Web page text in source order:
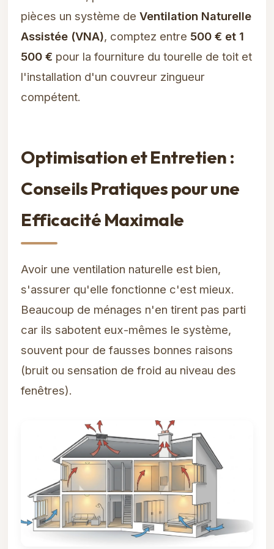
pièces un système deVentilation Naturelle
Assistée (VNA), comptez entre 500 € et 1
500 € pour la fourniture du tourelle de toit et
l'installation d'un couvreur zingueur
compétent.
Optimisation et Entretien :
Conseils Pratiques pour une
Efficacité Maximale
Avoir une ventilation naturelle est bien,
s'assurer qu'elle fonctionne c'est mieux.
Beaucoup de ménages n'en tirent pas parti
car ils sabotent eux-mêmes le système,
souvent pour de fausses bonnes raisons
(bruit ou sensation de froid au niveau des
fenêtres).